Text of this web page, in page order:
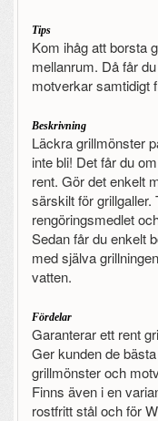
Tips
Kom ihåg att borsta
mellanrum. Då får
motverkar samtidigt
Beskrivning
Läckra grillmönster
inte bli! Det får du
rent. Gör det enkelt
särskilt för grillgaller.
rengöringsmedlet
Sedan får du enkelt
med själva
vatten.
Fördelar
Garanterar ett rent
Ger kunden de
grillmönster och
Finns även i en
rostfritt stål och för